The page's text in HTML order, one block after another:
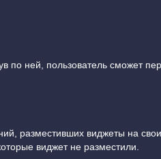
по ней, пользователь сможет
разместивших виджеты на
виджет не разместили.